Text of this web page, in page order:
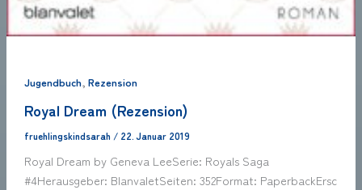
Jugendbuch, Rezension
Royal Dream (Rezension)
fruehlingskindsarah / 22. Januar 2019
Royal Dream by Geneva LeeSerie: Royals Saga
#4Herausgeber: BlanvaletSeiten: 352Format: PaperbackErsc